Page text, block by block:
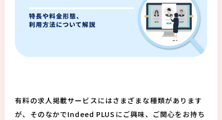
有料の求人掲載サービスにはさまざまな種類があります
が、そのなかでIndeed PLUSにご興味、ご関心をお持ち